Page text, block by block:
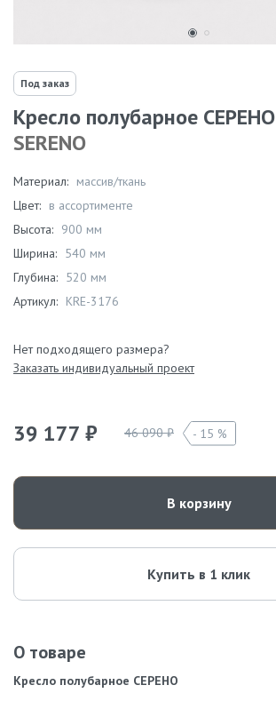
Под заказ
Кресло полубарное СЕРЕНО
SERENO
Материал: массив/ткань
Цвет: в ассортименте
Высота: 900 мм
Ширина:
540 мм
Глубина:
520 мм
Артикул: KRE-3176
Нет подходящего размера?
Заказать индивидуальный проект
39 177 ₽ 46 090 ₽ 15 %
В корзину
Купить в 1 клик
О товаре
Кресло полубарное СЕРЕНО